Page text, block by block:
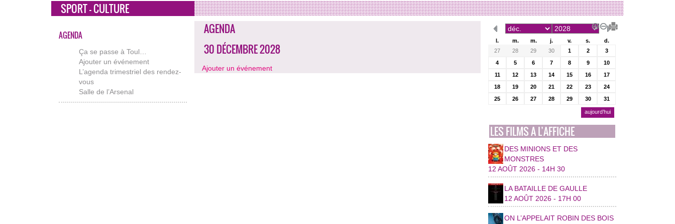
SPORT - CULTURE
AGENDA
Ça se passe à Toul…
Ajouter un événement
L’agenda trimestriel des rendez-
vous
Salle de l’Arsenal
AGENDA
30 DÉCEMBRE 2028
Ajouter un événement
l. m. m. j. v. s.
d.
27
28 29 30 1 2
3
4
5 6 7 8 9
10
11
12 13 14 15 16
17
18
19 20 21 22 23
24
25
26 27 28 29 30 31
aujourd’hui
LES FILMS A L’AFFICHE
DES MINIONS ET DES
MONSTRES
12 AOÛT 2026 - 14H 30
LA BATAILLE DE GAULLE
12 AOÛT 2026 - 17H 00
ON L’APPELAIT ROBIN DES BOIS